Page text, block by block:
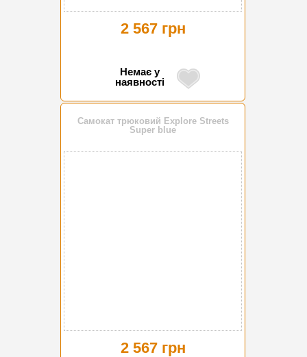
2 567 грн
Немає у
наявності
Самокат трюковий Explore Streets
Super blue
2 567 грн